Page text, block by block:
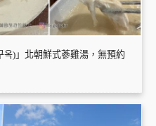
옥)」北朝鮮式蔘雞湯，無預約